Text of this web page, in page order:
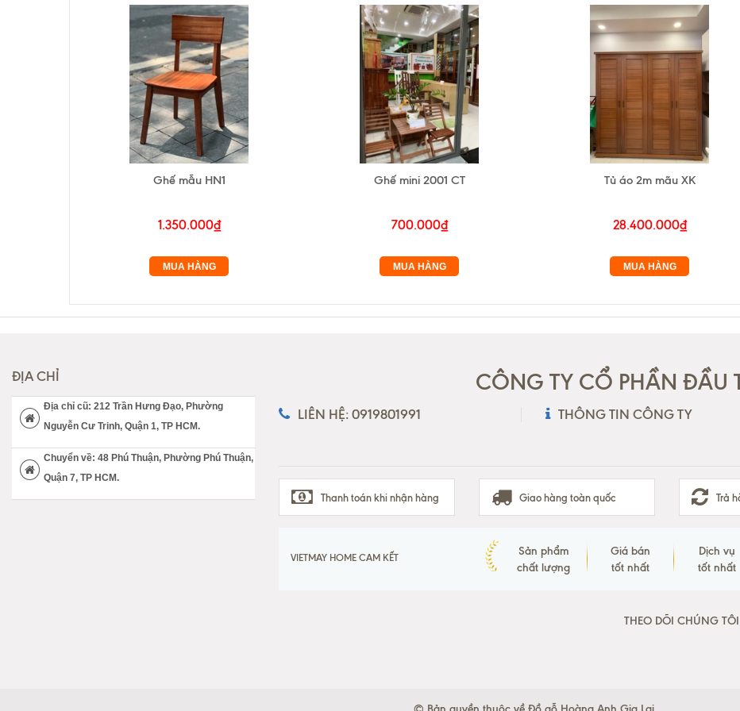
Ghế mẫu HN1
1.350.000₫
MUA HÀNG
Ghế mini 2001 CT
700.000₫
MUA HÀNG
Tủ áo 2m mãu XK
28.400.000₫
MUA HÀNG
ĐỊA CHỈ
Địa chỉ cũ: 212 Trần Hưng Đạo, Phường
Nguyễn Cư Trinh, Quận 1, TP HCM.
Chuyển về: 48 Phú Thuận, Phường Phú Thuận,
Quận 7, TP HCM.
CÔNG TY CỔ PHẦN ĐẦU
LIÊN HỆ: 0919801991 THÔNG TIN CÔNG TY
Thanh toán khi nhận hàng Giao hàng toàn quốc Trả
VIETMAY HOME CAM KẾT
Sản phẩm
chất lượng
Giá bán
tốt nhất
Dịch vụ
tốt nhất
THEO DÕI CHÚNG TÔI